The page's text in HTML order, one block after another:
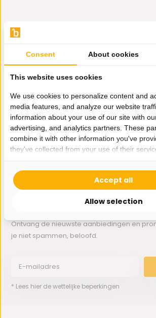
Hulp nodig?
Wij zitten voor je klaar.
Whatsapp ons
0162-231130
Ontvang de nieuwste aanbiedingen en
je niet spammen, beloofd.
* Lees hier de wettelijke beperkingen
Consent About cookies
This website uses cookies
We use cookies to personalize content and
media features, and analyze our website
information about your use of our site with
advertising, and analytics partners. These
combine it with other information you've
they've collected from your use of their
Allow selection
Accept all